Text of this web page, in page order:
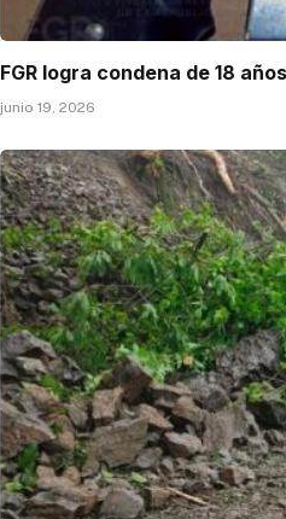
FGR logra condena de 18
junio 19, 2026